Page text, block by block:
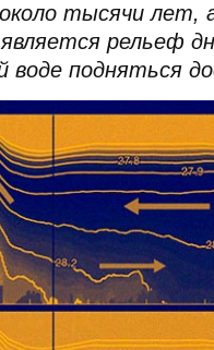
тысячи лет,
является рельеф
воде подняться